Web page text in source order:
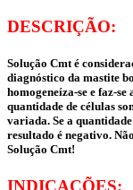
DESCRIÇÃO:
Solução Cmt é
diagnóstico da mastite
homogeneíza-se e faz-
quantidade de células
variada. Se a
resultado é negativo.
Solução Cmt!
INDICAÇÕES: